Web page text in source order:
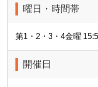
曜日・時間帯
第1・2・3・4金曜
開催日